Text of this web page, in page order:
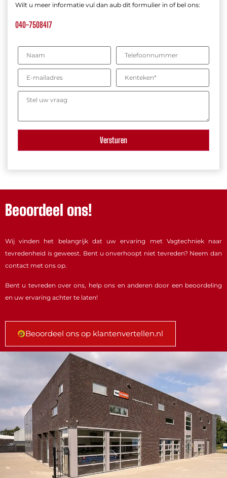
Wilt u meer informatie vul dan aub dit formulier in of bel ons:
040-7508417
Beoordeel ons!
Wij vinden het belangrijk dat uw ervaring met Vagtechniek naar
tevredenheid is geweest. Bent u onverhoopt niet tevreden? Neem dan
contact met ons op.
Bent u tevreden over ons, help ons en anderen door een beoordeling
en uw ervaring achter te laten!
Beoordeel ons op klantenvertellen.nl